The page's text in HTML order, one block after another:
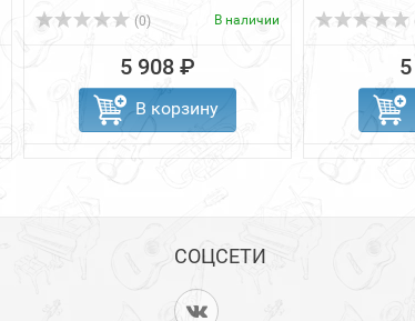
(0) В наличии
5 908 ₽
В корзину
СОЦСЕТИ